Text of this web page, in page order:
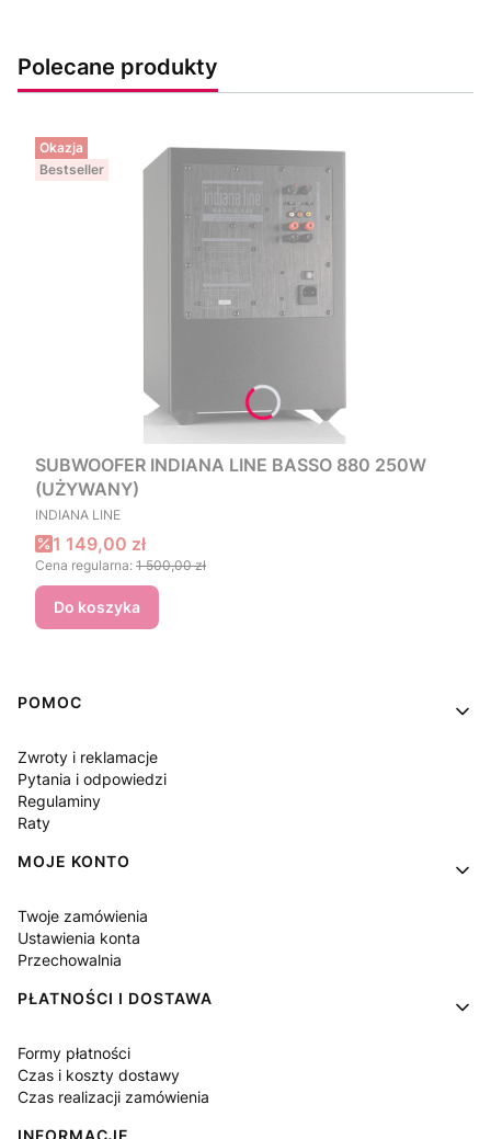
Polecane produkty
Okazja
Bestseller
SUBWOOFER INDIANA LINE BASSO 880 250W
(UŻYWANY)
PRODUCENT
INDIANA LINE
Cena promocyjna
1 149,00 zł
Cena regularna: 1 500,00 zł
Do koszyka
Linki w stopce
POMOC
Zwroty i reklamacje
Pytania i odpowiedzi
Regulaminy
Raty
MOJE KONTO
Twoje zamówienia
Ustawienia konta
Przechowalnia
PŁATNOŚCI I DOSTAWA
Formy płatności
Czas i koszty dostawy
Czas realizacji zamówienia
INFORMACJE